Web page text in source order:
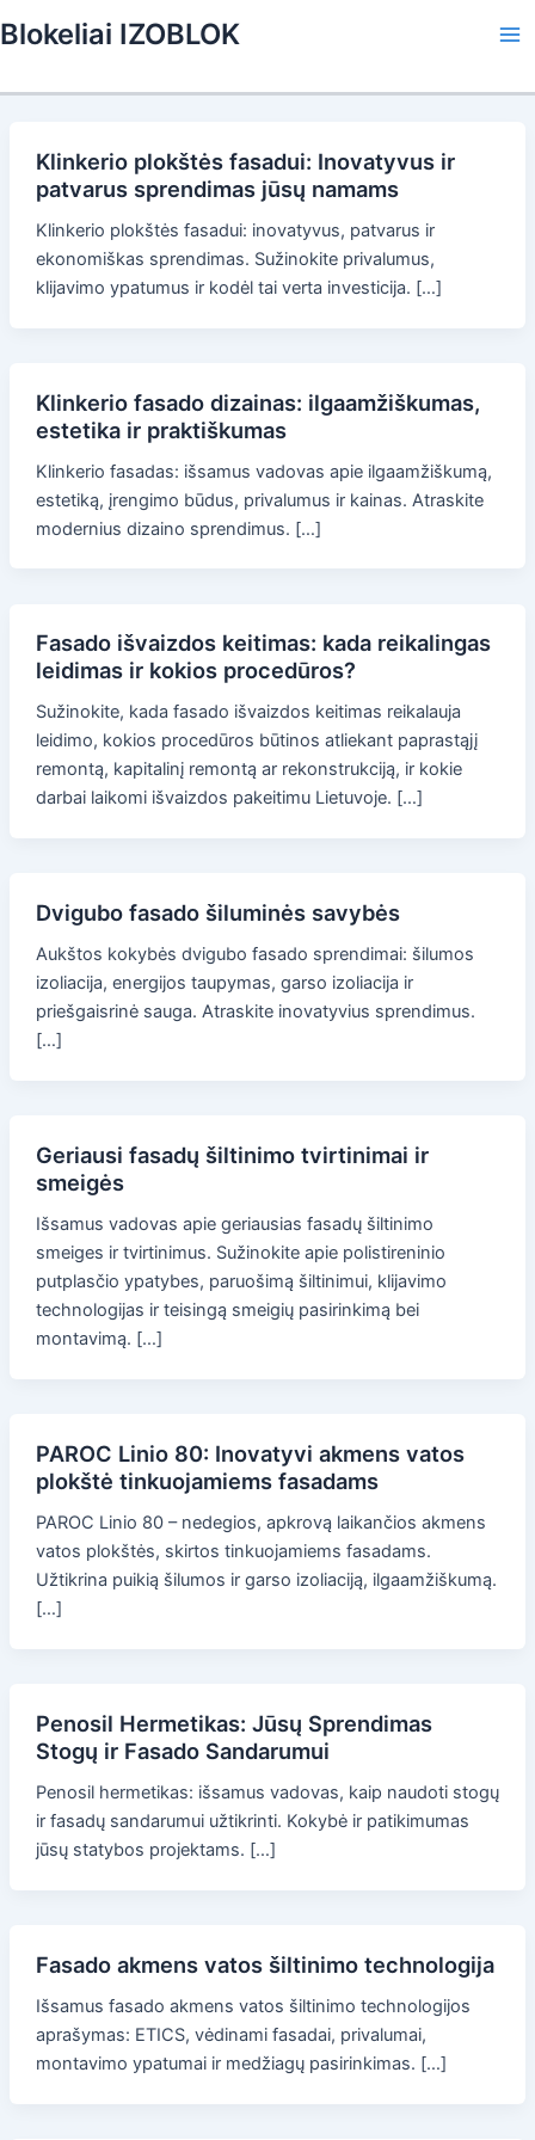
to
Blokeliai IZOBLOK
Klinkerio plokštės fasadui: Inovatyvus ir
patvarus sprendimas jūsų namams
Klinkerio plokštės fasadui: inovatyvus, patvarus ir
ekonomiškas sprendimas. Sužinokite privalumus,
klijavimo ypatumus ir kodėl tai verta investicija. […]
Klinkerio fasado dizainas: ilgaamžiškumas,
estetika ir praktiškumas
Klinkerio fasadas: išsamus vadovas apie ilgaamžiškumą,
estetiką, įrengimo būdus, privalumus ir kainas. Atraskite
modernius dizaino sprendimus. […]
Fasado išvaizdos keitimas: kada reikalingas
leidimas ir kokios procedūros?
Sužinokite, kada fasado išvaizdos keitimas reikalauja
leidimo, kokios procedūros būtinos atliekant paprastąjį
remontą, kapitalinį remontą ar rekonstrukciją, ir kokie
darbai laikomi išvaizdos pakeitimu Lietuvoje. […]
Dvigubo fasado šiluminės savybės
Aukštos kokybės dvigubo fasado sprendimai: šilumos
izoliacija, energijos taupymas, garso izoliacija ir
priešgaisrinė sauga. Atraskite inovatyvius sprendimus.
[…]
Geriausi fasadų šiltinimo tvirtinimai ir
smeigės
Išsamus vadovas apie geriausias fasadų šiltinimo
smeiges ir tvirtinimus. Sužinokite apie polistireninio
putplasčio ypatybes, paruošimą šiltinimui, klijavimo
technologijas ir teisingą smeigių pasirinkimą bei
montavimą. […]
PAROC Linio 80: Inovatyvi akmens vatos
plokštė tinkuojamiems fasadams
PAROC Linio 80 – nedegios, apkrovą laikančios akmens
vatos plokštės, skirtos tinkuojamiems fasadams.
Užtikrina puikią šilumos ir garso izoliaciją, ilgaamžiškumą.
[…]
Penosil Hermetikas: Jūsų Sprendimas
Stogų ir Fasado Sandarumui
Penosil hermetikas: išsamus vadovas, kaip naudoti stogų
ir fasadų sandarumui užtikrinti. Kokybė ir patikimumas
jūsų statybos projektams. […]
Fasado akmens vatos šiltinimo technologija
Išsamus fasado akmens vatos šiltinimo technologijos
aprašymas: ETICS, vėdinami fasadai, privalumai,
montavimo ypatumai ir medžiagų pasirinkimas. […]